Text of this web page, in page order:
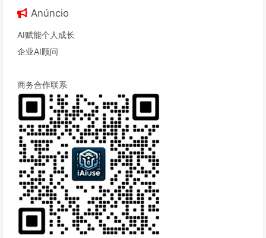
Anúncio
AI赋能个人成长
企业AI顾问
商务合作联系